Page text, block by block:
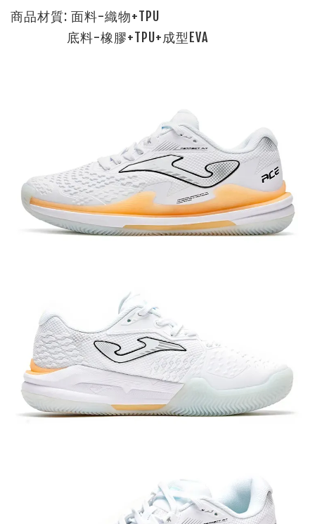
商品材質: 面料-織物+TPU
底料-橡膠+TPU+成型EVA